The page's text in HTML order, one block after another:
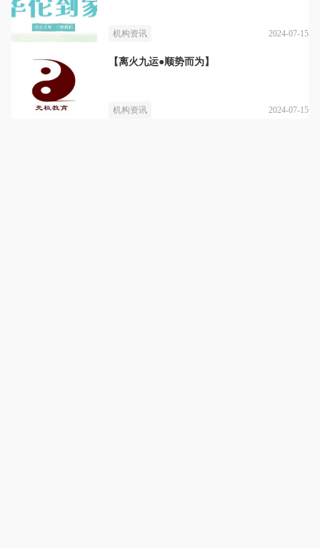
机构资讯 2024-07-15
【离火九运●顺势而为】
机构资讯 2024-07-15